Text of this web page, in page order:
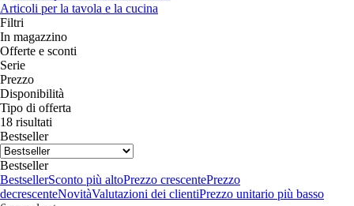
Articoli per la tavola e la cucina
Filtri
In magazzino
Offerte e sconti
Serie
Prezzo
Disponibilità
Tipo di offerta
18 risultati
Bestseller
Bestseller
BestsellerSconto più altoPrezzo crescentePrezzo
decrescenteNovitàValutazioni dei clientiPrezzo unitario più basso